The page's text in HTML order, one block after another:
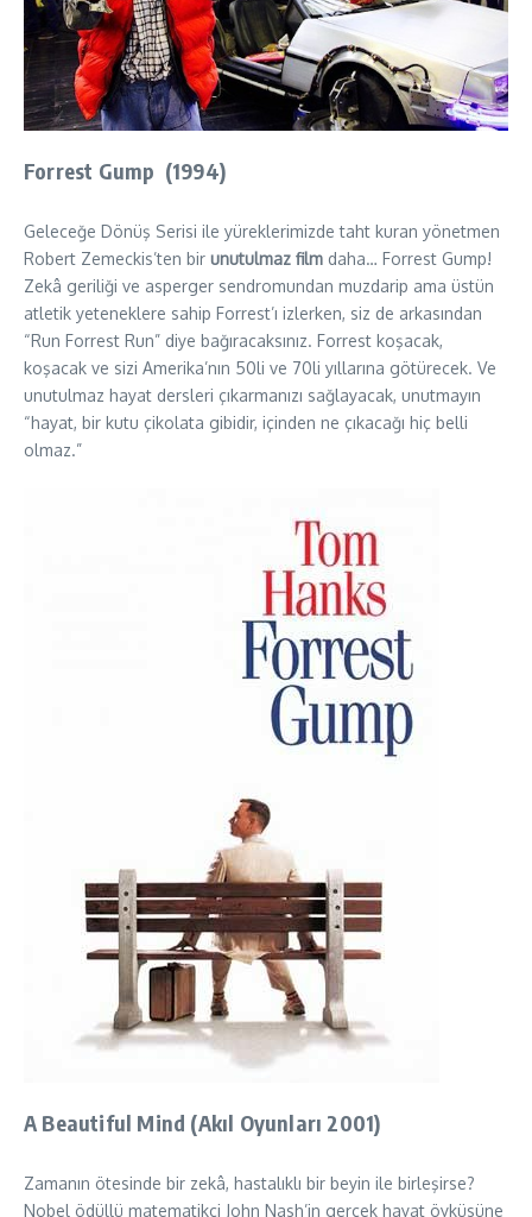
Forrest Gump (1994)
Geleceğe Dönüş Serisi ile yüreklerimizde taht kuran yönetmen
Robert Zemeckis’ten bir unutulmaz film daha… Forrest Gump!
Zekâ geriliği ve asperger sendromundan muzdarip ama üstün
atletik yeteneklere sahip Forrest’ı izlerken, siz de arkasından
“Run Forrest Run” diye bağıracaksınız. Forrest koşacak,
koşacak ve sizi Amerika’nın 50li ve 70li yıllarına götürecek. Ve
unutulmaz hayat dersleri çıkarmanızı sağlayacak, unutmayın
“hayat, bir kutu çikolata gibidir, içinden ne çıkacağı hiç belli
olmaz.”
A Beautiful Mind (Akıl Oyunları 2001)
Zamanın ötesinde bir zekâ, hastalıklı bir beyin ile birleşirse?
Nobel ödüllü matematikçi John Nash’in gerçek hayat öyküsüne